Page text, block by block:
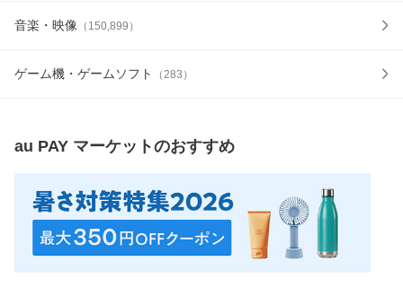
音楽・映像 （ 150,899 ）
ゲーム機・ゲームソフト （283 ）
au PAY マーケットのおすすめ